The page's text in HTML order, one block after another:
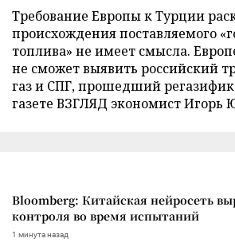
Требование Европы к Турции
происхождения поставляемого
топлива» не имеет смысла.
не сможет выявить российский
газ и СПГ, прошедший
газете ВЗГЛЯД экономист Игорь
Bloomberg: Китайская нейросеть
контроля во время испытаний
1 минута назад